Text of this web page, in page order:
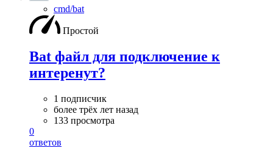
cmd/bat
Простой
Bat файл для подключение к
интеренут?
1 подписчик
более трёх лет назад
133 просмотра
0
ответов